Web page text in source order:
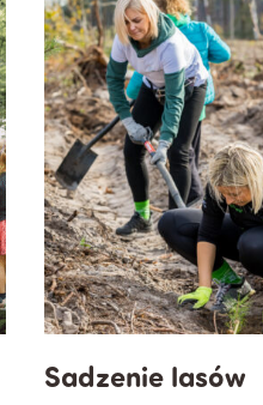
Sadzenie lasów